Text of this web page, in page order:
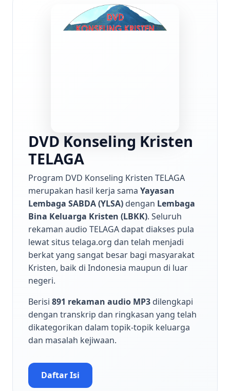
DVD Konseling Kristen
TELAGA
Program DVD Konseling Kristen TELAGA
merupakan hasil kerja sama Yayasan
Lembaga SABDA (YLSA) dengan Lembaga
Bina Keluarga Kristen (LBKK). Seluruh
rekaman audio TELAGA dapat diakses pula
lewat situs telaga.org dan telah menjadi
berkat yang sangat besar bagi masyarakat
Kristen, baik di Indonesia maupun di luar
negeri.
Berisi 891 rekaman audio MP3 dilengkapi
dengan transkrip dan ringkasan yang telah
dikategorikan dalam topik-topik keluarga
dan masalah kejiwaan.
Daftar Isi